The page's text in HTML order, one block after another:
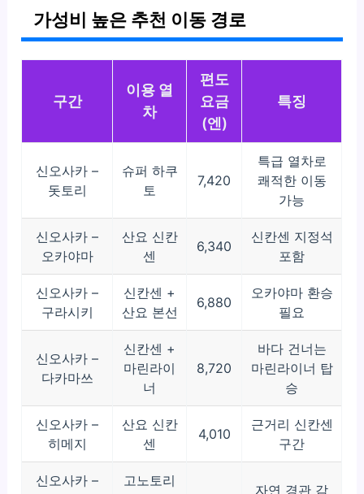
가성비 높은 추천 이동 경로
구간
이용 열
차
편도
요금
(엔)
특징
신오사카 –
돗토리
슈퍼 하쿠
토
7,420
특급 열차로
쾌적한 이동
가능
신오사카 –
오카야마
산요 신칸
센
6,340
신칸센 지정석
포함
신오사카 –
구라시키
신칸센 +
산요 본선
6,880
오카야마 환승
필요
신오사카 –
다카마쓰
신칸센 +
마린라이
너
8,720
바다 건너는
마린라이너 탑
승
신오사카 –
히메지
산요 신칸
센
4,010
근거리 신칸센
구간
신오사카 –
고노토리
자연 경관 감